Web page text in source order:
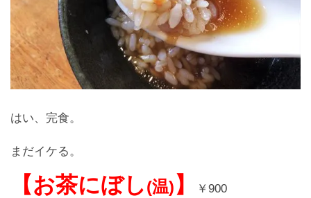
はい、完食。
まだイケる。
【お茶にぼし(温) 】 ￥ 900